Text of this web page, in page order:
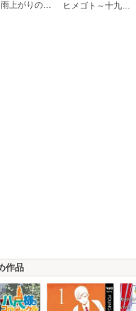
恋は雨上がりのように
作品